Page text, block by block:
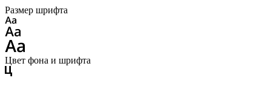
Размер шрифта
Цвет фона и шрифта